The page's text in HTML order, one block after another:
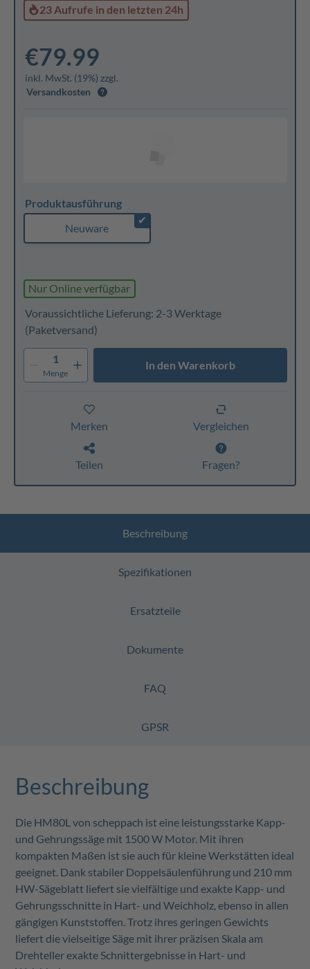
23 Aufrufe in den letzten 24h
€79.99
inkl. MwSt. (19%) zzgl.
Versandkosten
Produktausführung
✔
Neuware
Nur Online verfügbar
Voraussichtliche Lieferung: 2-3 Werktage
(Paketversand)
1
Menge
In den Warenkorb
Merken Vergleichen
Teilen Fragen?
Beschreibung
Spezifikationen
Ersatzteile
Dokumente
FAQ
GPSR
Beschreibung
Die HM80L von scheppach ist eine leistungsstarke Kapp-
und Gehrungssäge mit 1500 W Motor. Mit ihren
kompakten Maßen ist sie auch für kleine Werkstätten ideal
geeignet. Dank stabiler Doppelsäulenführung und 210 mm
HW-Sägeblatt liefert sie vielfältige und exakte Kapp- und
Gehrungsschnitte in Hart- und Weichholz, ebenso in allen
gängigen Kunststoffen. Trotz ihres geringen Gewichts
liefert die vielseitige Säge mit ihrer präzisen Skala am
Drehteller exakte Schnittergebnisse in Hart- und